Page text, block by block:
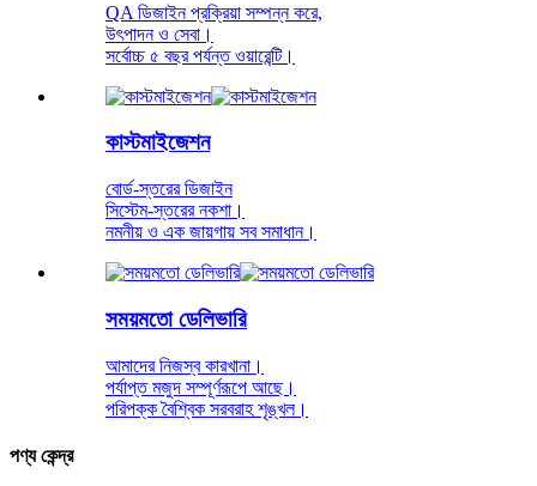
QA ডিজাইন প্রক্রিয়া সম্পন্ন করে,
উৎপাদন ও সেবা।
সর্বোচ্চ ৫ বছর পর্যন্ত ওয়ারেন্টি।
কাস্টমাইজেশন
বোর্ড-স্তরের ডিজাইন
সিস্টেম-স্তরের নকশা।
নমনীয় ও এক জায়গায় সব সমাধান।
সময়মতো ডেলিভারি
আমাদের নিজস্ব কারখানা।
পর্যাপ্ত মজুদ সম্পূর্ণরূপে আছে।
পরিপক্ক বৈশ্বিক সরবরাহ শৃঙ্খল।
পণ্য কেন্দ্র